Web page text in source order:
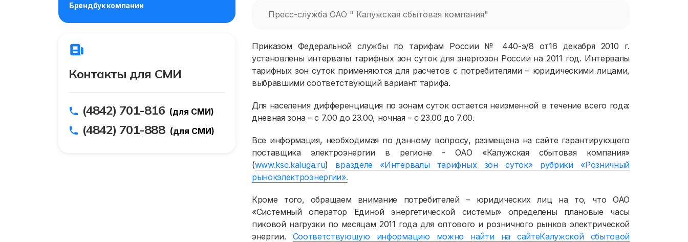
Брендбук компании
Контакты для СМИ
(4842) 701-816 (для СМИ)
(4842) 701-888 (для СМИ)
Пресс-служба ОАО " Калужская сбытовая компания"
Приказом Федеральной службы по тарифам России № 440-э/8 от16 декабря 2010 г.
установлены интервалы тарифных зон суток для энергозон России на 2011 год. Интервалы
тарифных зон суток применяются для расчетов с потребителями – юридическими лицами,
выбравшими соответствующий вариант тарифа.
Для населения дифференциация по зонам суток остается неизменной в течение всего года:
дневная зона – с 7.00 до 23.00, ночная – с 23.00 до 7.00.
Все информация, необходимая по данному вопросу, размещена на сайте гарантирующего
поставщика электроэнергии в регионе - ОАО «Калужская сбытовая компания»
(www.ksc.kaluga.ru) вразделе «Интервалы тарифных зон суток» рубрики «Розничный
рынокэлектроэнергии».
Кроме того, обращаем внимание потребителей – юридических лиц на то, что ОАО
«Системный оператор Единой энергетической системы» определены плановые часы
пиковой нагрузки по месяцам 2011 года для оптового и розничного рынков электрической
энергии. Соответствующую информацию можно найти на сайтеКалужской сбытовой